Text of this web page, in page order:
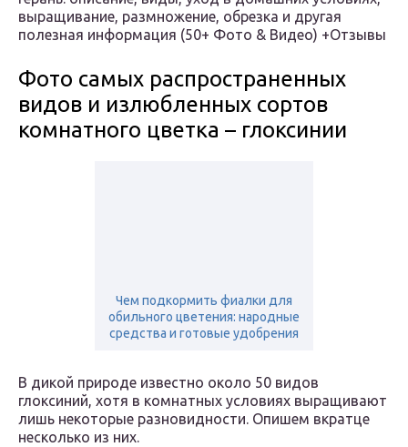
выращивание, размножение, обрезка и другая
полезная информация (50+ Фото & Видео) +Отзывы
Фото самых распространенных
видов и излюбленных сортов
комнатного цветка – глоксинии
Чем подкормить фиалки для
обильного цветения: народные
средства и готовые удобрения
В дикой природе известно около 50 видов
глоксиний, хотя в комнатных условиях выращивают
лишь некоторые разновидности. Опишем вкратце
несколько из них.